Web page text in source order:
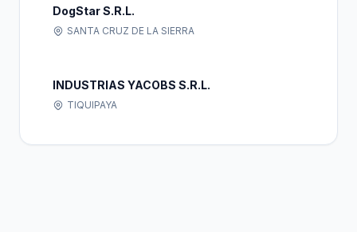
DogStar S.R.L.
SANTA CRUZ DE LA SIERRA
INDUSTRIAS YACOBS S.R.L.
TIQUIPAYA